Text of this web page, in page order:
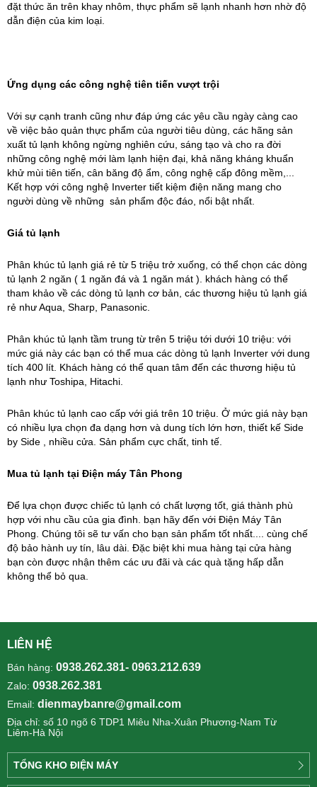
đặt thức ăn trên khay nhôm, thực phẩm sẽ lạnh nhanh hơn nhờ độ
dẫn điện của kim loại.
Ứng dụng các công nghệ tiên tiến vượt trội
Với sự cạnh tranh cũng như đáp ứng các yêu cầu ngày càng cao
về việc bảo quản thực phẩm của người tiêu dùng, các hãng sản
xuất tủ lạnh không ngừng nghiên cứu, sáng tạo và cho ra đời
những công nghệ mới làm lạnh hiện đại, khả năng kháng khuẩn
khử mùi tiên tiến, cân băng độ ẩm, công nghệ cấp đông mềm,...
Kết hợp với công nghệ Inverter tiết kiệm điện năng mang cho
người dùng về những sản phẩm độc đáo, nổi bật nhất.
Giá tủ lạnh
Phân khúc tủ lạnh giá rẻ từ 5 triệu trở xuống, có thể chọn các dòng
tủ lạnh 2 ngăn ( 1 ngăn đá và 1 ngăn mát ). khách hàng có thể
tham khảo về các dòng tủ lạnh cơ bản, các thương hiệu tủ lạnh giá
rẻ như Aqua, Sharp, Panasonic.
Phân khúc tủ lạnh tầm trung từ trên 5 triệu tới dưới 10 triệu: với
mức giá này các bạn có thể mua các dòng tủ lạnh Inverter với dung
tích 400 lít. Khách hàng có thể quan tâm đến các thương hiệu tủ
lạnh như Toshipa, Hitachi.
Phân khúc tủ lạnh cao cấp với giá trên 10 triệu. Ở mức giá này bạn
có nhiều lựa chọn đa dạng hơn và dung tích lớn hơn, thiết kế Side
by Side , nhiều cửa. Sản phẩm cực chất, tinh tế.
Mua tủ lạnh tại Điện máy Tân Phong
Để lựa chọn được chiếc tủ lạnh có chất lượng tốt, giá thành phù
hợp với nhu cầu của gia đình. bạn hãy đến với Điện Máy Tân
Phong. Chúng tôi sẽ tư vấn cho bạn sản phẩm tốt nhất.... cùng chế
độ bảo hành uy tín, lâu dài. Đặc biệt khi mua hàng tại cửa hàng
bạn còn được nhận thêm các ưu đãi và các quà tặng hấp dẫn
không thể bỏ qua.
LIÊN HỆ
Bán hàng: 0938.262.381- 0963.212.639
Zalo: 0938.262.381
Email: dienmaybanre@gmail.com
Địa chỉ: số 10 ngõ 6 TDP1 Miêu Nha-Xuân Phương-Nam Từ
Liêm-Hà Nội
TỔNG KHO ĐIỆN MÁY